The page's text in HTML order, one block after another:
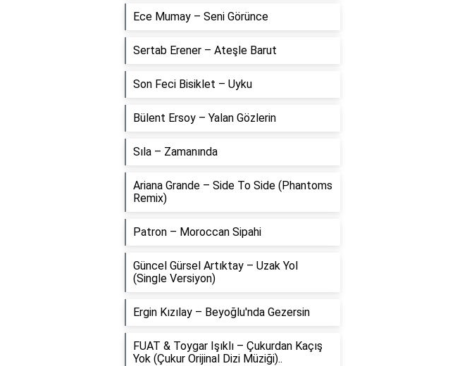
Ece Mumay – Seni Görünce
Sertab Erener – Ateşle Barut
Son Feci Bisiklet – Uyku
Bülent Ersoy – Yalan Gözlerin
Sıla – Zamanında
Ariana Grande – Side To Side (Phantoms
Remix)
Patron – Moroccan Sipahi
Güncel Gürsel Artıktay – Uzak Yol
(Single Versiyon)
Ergin Kızılay – Beyoğlu'nda Gezersin
FUAT & Toygar Işıklı – Çukurdan Kaçış
Yok (Çukur Orijinal Dizi Müziği)..